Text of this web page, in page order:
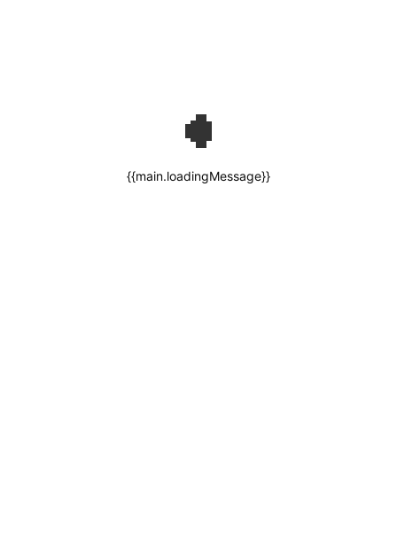
{{main.loadingMessage}}